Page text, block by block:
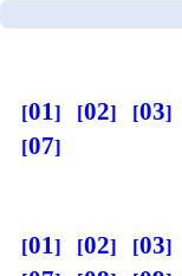
01 02 03
07
01 02 03